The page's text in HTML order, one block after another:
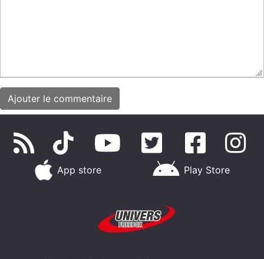
App store Play Store